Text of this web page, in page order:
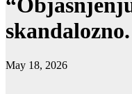
May 18, 2026